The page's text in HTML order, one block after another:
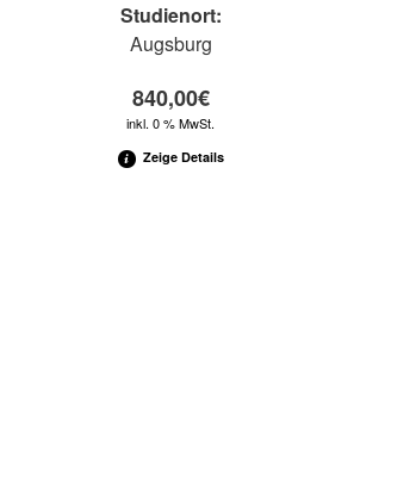
Studienort:
Augsburg
840,00€
inkl. 0 % MwSt.
Zeige Details